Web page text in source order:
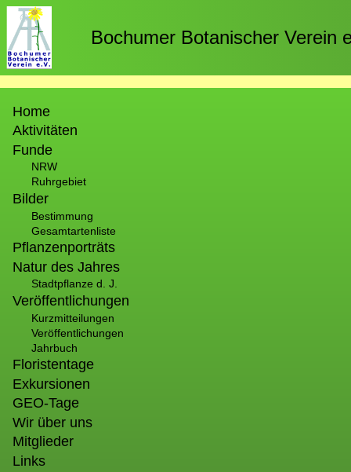
Direkt
zum
Inhalt
Bochumer Botanischer Verein
Home
Aktivitäten
Funde
NRW
Ruhrgebiet
Bilder
Bestimmung
Gesamtartenliste
Pflanzenporträts
Natur des Jahres
Stadtpflanze d. J.
Veröffentlichungen
Kurzmitteilungen
Veröffentlichungen
Jahrbuch
Floristentage
Exkursionen
GEO-Tage
Wir über uns
Mitglieder
Links